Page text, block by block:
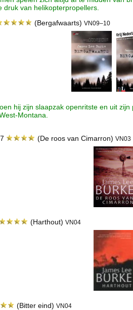
druk van helikopterpropellers.
(Bergafwaarts)VN09–10
hij zijn slaapzak openritste en uit
Montana.
(De roos van Cimarron) VN03
(Harthout) VN04
(Bitter eind)VN04